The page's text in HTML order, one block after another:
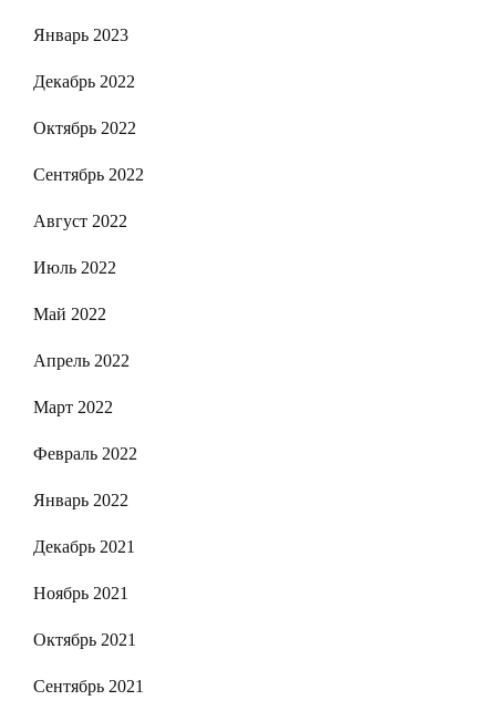
Январь 2023
Декабрь 2022
Октябрь 2022
Сентябрь 2022
Август 2022
Июль 2022
Май 2022
Апрель 2022
Март 2022
Февраль 2022
Январь 2022
Декабрь 2021
Ноябрь 2021
Октябрь 2021
Сентябрь 2021